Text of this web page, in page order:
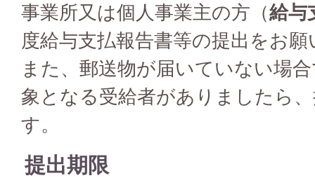
事業所又は個人事業主の方（給与
度給与支払報告書等の提出をお
また、郵送物が届いていない場
象となる受給者がありましたら
す。
提出期限